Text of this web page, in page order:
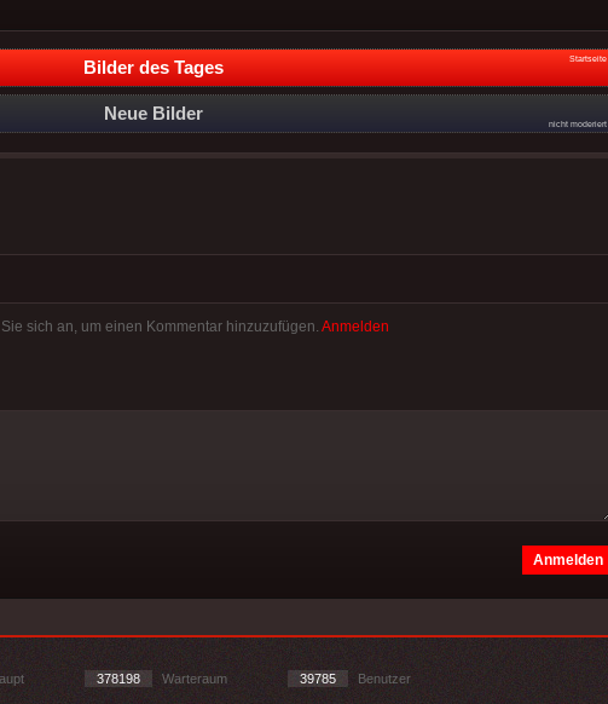
Bilder des Tages Startseite
Neue Bilder
nicht moderiert
sich an, um einen Kommentar hinzuzufügen. Anmelden
378198 Warteraum 39785 Benutzer